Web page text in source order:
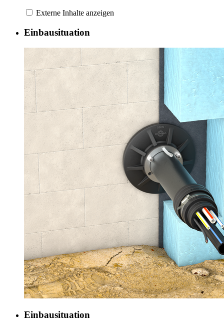
Externe Inhalte anzeigen
Einbausituation
Einbausituation